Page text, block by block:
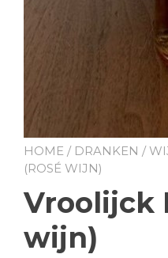
HOME / DRANKEN /
(ROSÉ WIJN)
Vroolijck
wijn)